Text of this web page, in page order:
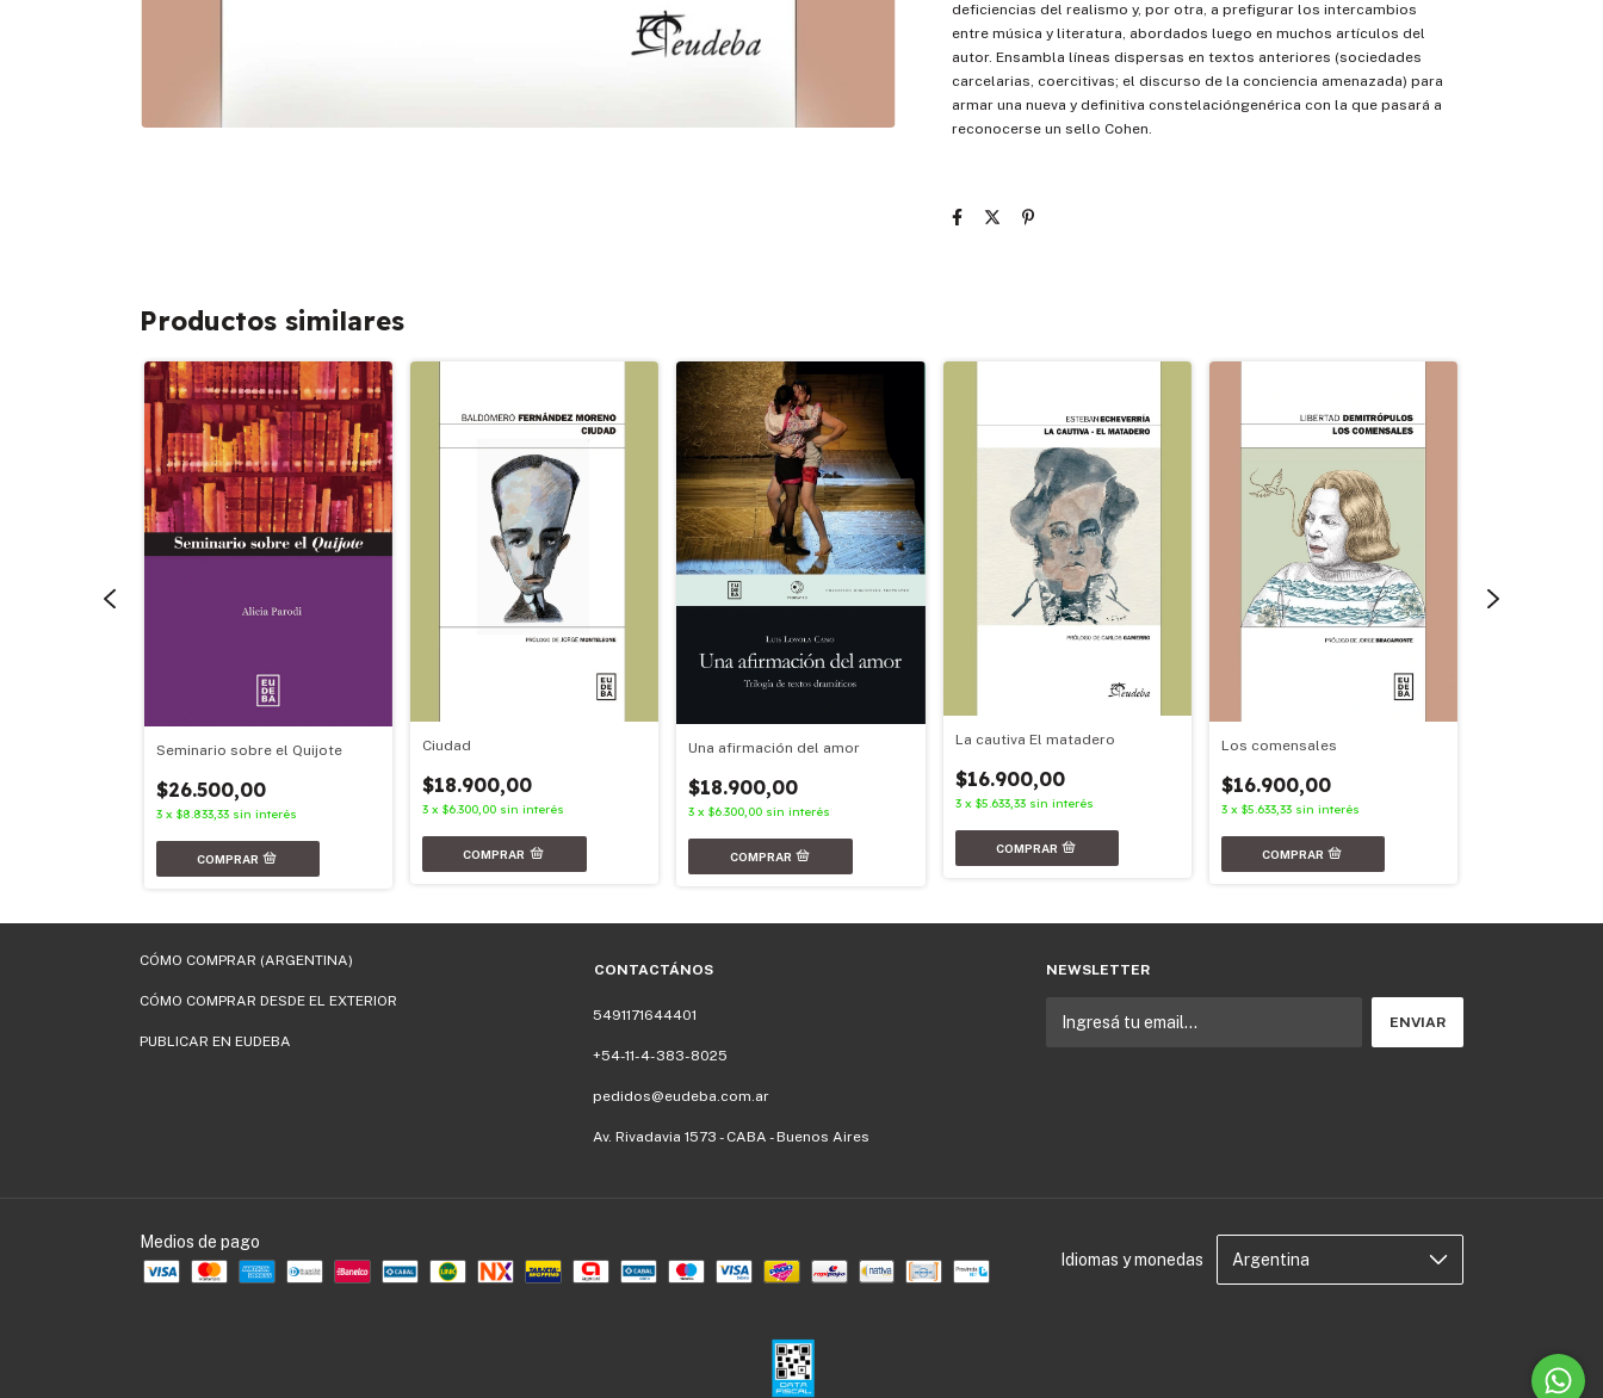
deficiencias del realismo y, por otra, a prefigurar los intercambios
entre música y literatura, abordados luego en muchos artículos del
autor. Ensambla líneas dispersas en textos anteriores (sociedades
carcelarias, coercitivas; el discurso de la conciencia amenazada) para
armar una nueva y definitiva constelacióngenérica con la que pasará a
reconocerse un sello Cohen.
Productos similares
Seminario sobre el Quijote
$26.500,00
3 x $8.833,33 sin interés
Ciudad
$18.900,00
3 x$6.300,00 sin interés
Una afirmación del amor
$18.900,00
3 x$6.300,00 sin interés
La cautiva El matadero
$16.900,00
3 x $5.633,33 sin interés
Los comensales
$16.900,00
3 x $5.633,33 sin interés
CÓMO COMPRAR (ARGENTINA)
CÓMO COMPRAR DESDE EL EXTERIOR
PUBLICAR EN EUDEBA
CONTACTÁNOS
5491171644401
+54-11-4-383-8025
pedidos@eudeba.com.ar
Av. Rivadavia 1573 - CABA - Buenos Aires
NEWSLETTER
Medios de pago
Idiomas y monedas